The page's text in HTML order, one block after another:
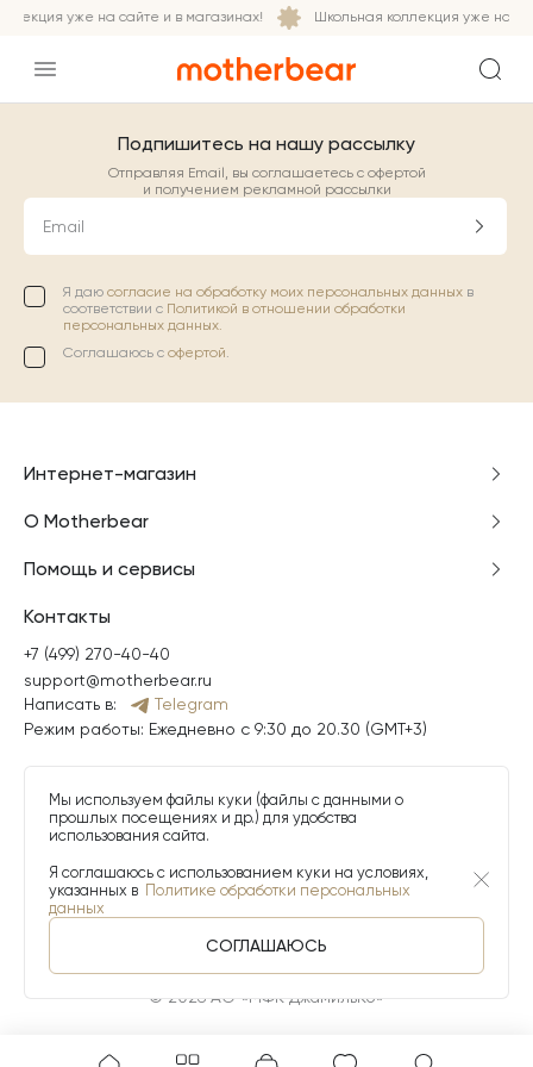
уже на сайте и в магазинах! Школьная коллекция уже на
Подпишитесь на нашу рассылку
Отправляя Email, вы соглашаетесь с офертой
и получением рекламной рассылки
Email
Я даю согласие на обработку моих персональных данных в
соответствии с Политикой в отношении обработки
персональных данных.
Соглашаюсь с офертой.
Интернет-магазин
О Motherbear
Помощь и сервисы
Контакты
+7 (499) 270-40-40
support@motherbear.ru
Написать в:
Telegram
Режим работы: Ежедневно с 9:30 до 20.30 (GMT+3)
© 2026 АО «МФК ДжамильКо»
Мы используем файлы куки (файлы с данными о
прошлых посещениях и др.) для удобства
использования сайта.
Я соглашаюсь с использованием куки на условиях,
указанных в Политике обработки персональных
данных
СОГЛАШАЮСЬ